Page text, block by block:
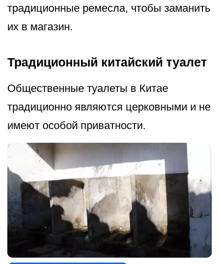
традиционные ремесла, чтобы заманить
их в магазин.
Традиционный китайский туалет
Общественные туалеты в Китае
традиционно являются церковными и не
имеют особой приватности.